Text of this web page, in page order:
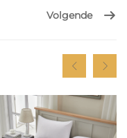
Volgende